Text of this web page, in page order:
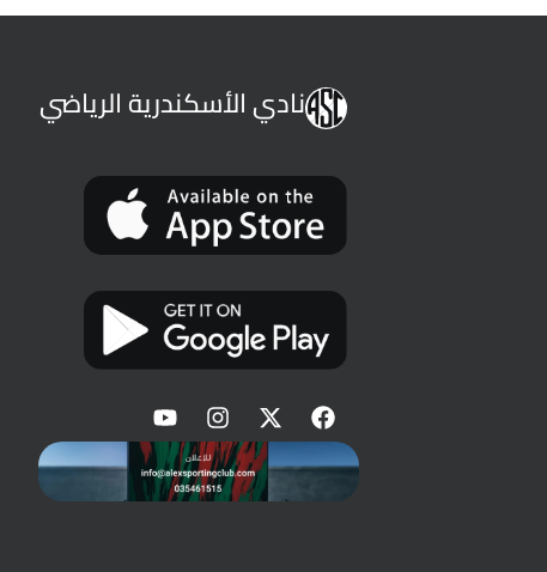
نادي الأسكندرية الرياضي